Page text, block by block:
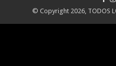
© Copyright 2026, TODOS